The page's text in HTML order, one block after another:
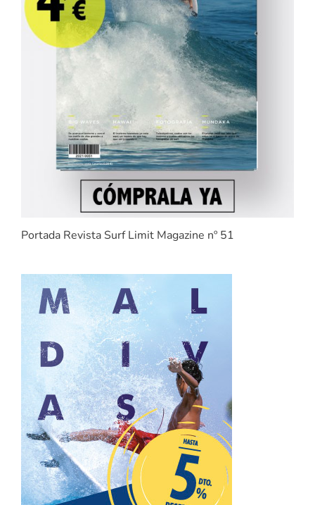
Portada Revista Surf Limit Magazine nº 51